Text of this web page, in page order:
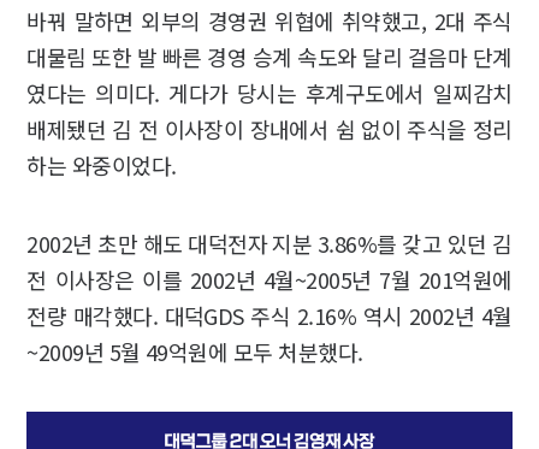
바꿔 말하면 외부의 경영권 위협에 취약했고, 2대 주식
대물림 또한 발 빠른 경영 승계 속도와 달리 걸음마 단계
였다는 의미다. 게다가 당시는 후계구도에서 일찌감치
배제됐던 김 전 이사장이 장내에서 쉼 없이 주식을 정리
하는 와중이었다.
2002년 초만 해도 대덕전자 지분 3.86%를 갖고 있던 김
전 이사장은 이를 2002년 4월~2005년 7월 201억원에
전량 매각했다. 대덕GDS 주식 2.16% 역시 2002년 4월
~2009년 5월 49억원에 모두 처분했다.